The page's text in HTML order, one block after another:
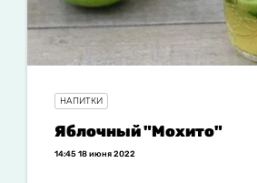
НАПИТКИ
Яблочный "Мохито"
14:45 18 июня 2022